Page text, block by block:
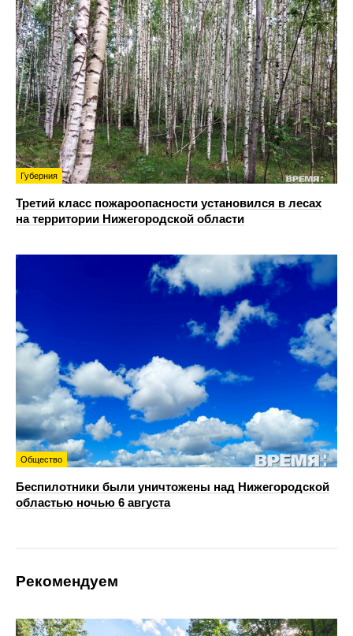
Губерния
Третий класс пожароопасности установился в лесах
на территории Нижегородской области
Общество
Беспилотники были уничтожены над Нижегородской
областью ночью 6 августа
Рекомендуем